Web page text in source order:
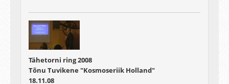
Tähetorni ring 2008
Tõnu Tuvikene "Kosmoseriik Holland"
18.11.08